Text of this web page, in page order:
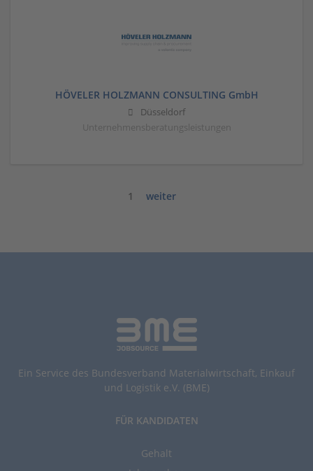
HÖVELER HOLZMANN CONSULTING GmbH
Düsseldorf
Unternehmensberatungsleistungen
1 weiter
Ein Service des Bundesverband Materialwirtschaft, Einkauf
und Logistik e.V. (BME)
FÜR KANDIDATEN
Gehalt